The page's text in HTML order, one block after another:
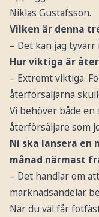
Niklas Gustafsson.
Vilken är denna
– Det kan jag tyvärr
Hur viktiga är
– Extremt viktiga.
återförsäljarna
Vi behöver både
återförsäljare som
Ni ska lansera en
månad närmast
– Det handlar om
marknadsandelar
När du väl får